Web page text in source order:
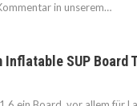
in unserem…
SUP Board